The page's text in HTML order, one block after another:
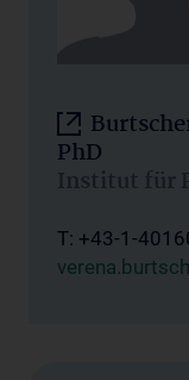
PhD
Institut für
T: +43-1-